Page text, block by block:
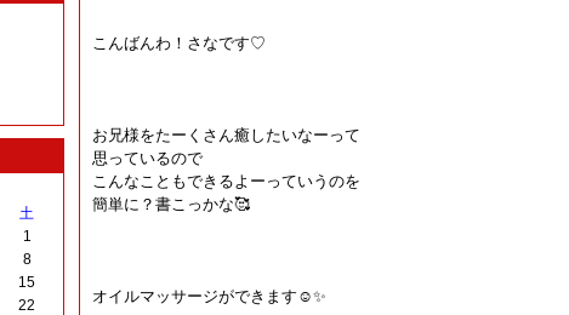
土
1
8
15
22
こんばんわ！さなです♡
お兄様をたーくさん癒したいなーって
思っているので
こんなこともできるよーっていうのを
簡単に？書こっかな🥰
オイルマッサージができます☺️✨